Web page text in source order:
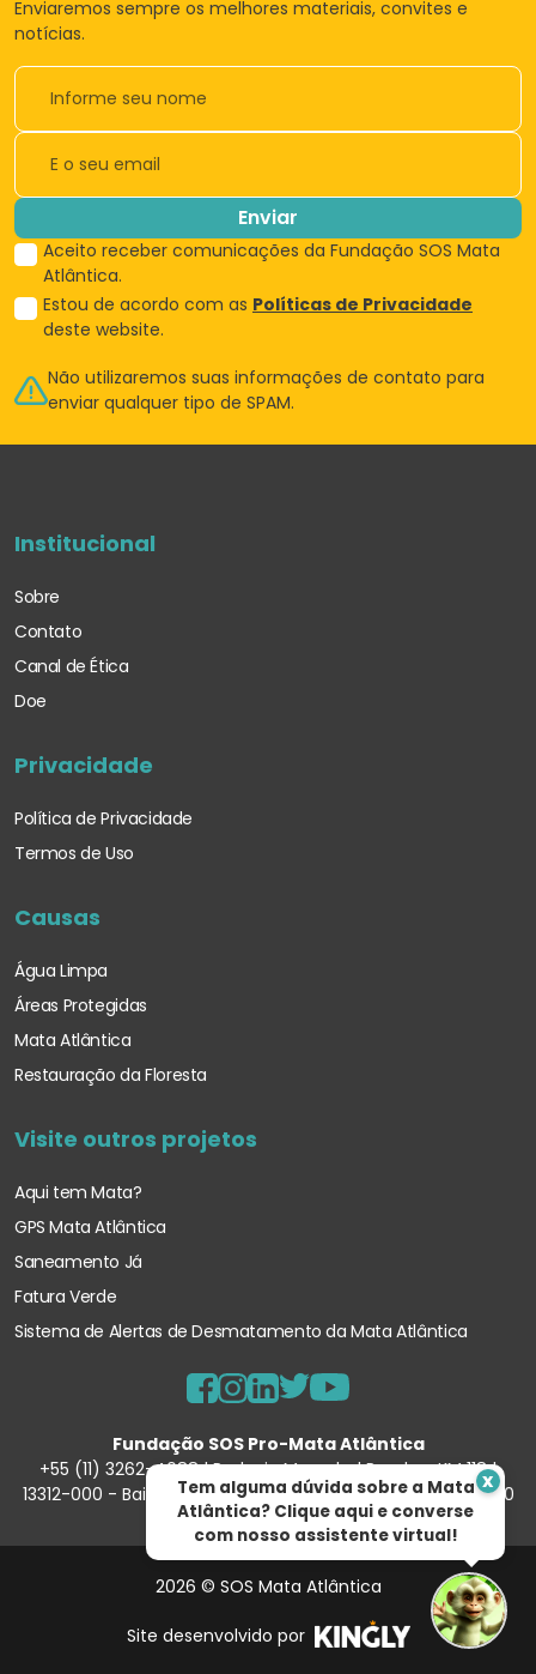
Tem alguma dúvida sobre a Mata
Atlântica? Clique aqui e converse
com nosso assistente virtual!
x
Enviaremos sempre os melhores materiais, convites e
notícias.
Enviar
Aceito receber comunicações da Fundação SOS Mata
Atlântica.
Estou de acordo com as Políticas de Privacidade
deste website.
Não utilizaremos suas informações de contato para
enviar qualquer tipo de SPAM.
Institucional
Sobre
Contato
Canal de Ética
Doe
Privacidade
Política de Privacidade
Termos de Uso
Causas
Água Limpa
Áreas Protegidas
Mata Atlântica
Restauração da Floresta
Visite outros projetos
Aqui tem Mata?
GPS Mata Atlântica
Saneamento Já
Fatura Verde
Sistema de Alertas de Desmatamento da Mata Atlântica
Fundação SOS Pro-Mata Atlântica
+55 (11) 3262-4088 | Rodovia Marechal Rondon, KM 118 |
13312-000 - Bairro Porunduva – Itu/SP | 57.354.540/0001-90
2026 © SOS Mata Atlântica
Site desenvolvido por